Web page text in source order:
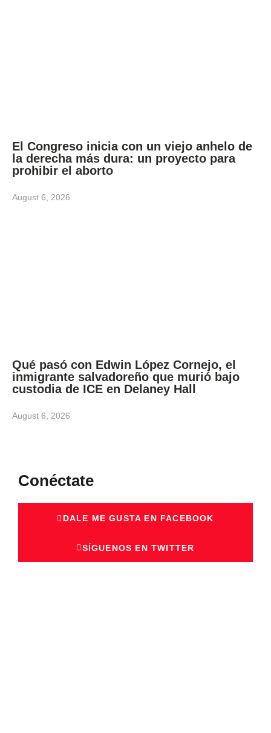
El Congreso inicia con un viejo anhelo de
la derecha más dura: un proyecto para
prohibir el aborto
August 6, 2026
Qué pasó con Edwin López Cornejo, el
inmigrante salvadoreño que murió bajo
custodia de ICE en Delaney Hall
August 6, 2026
Conéctate
DALE ME GUSTA EN FACEBOOK
SÍGUENOS EN TWITTER